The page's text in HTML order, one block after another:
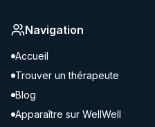
Navigation
Accueil
Trouver un thérapeute
Blog
Apparaître sur WellWell